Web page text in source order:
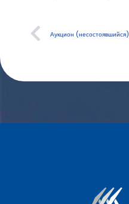
Аукцион (несостоявшийся)